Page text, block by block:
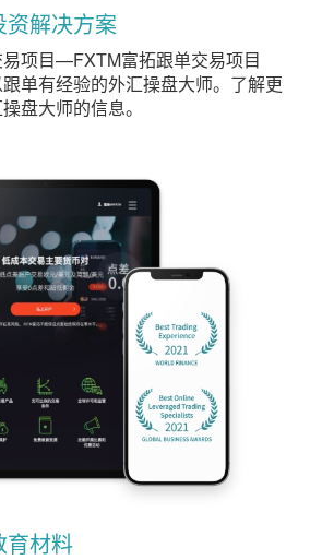
资解决方案
项目—FXTM富拓跟单交易项目
单有经验的外汇操盘大师。了解更
盘大师的信息。
育材料